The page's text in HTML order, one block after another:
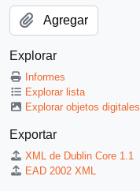
Agregar
Explorar
Informes
Explorar lista
Explorar objetos digitales
Exportar
XML de Dublin Core 1.1
EAD 2002 XML